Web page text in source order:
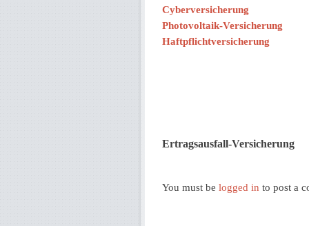
Cyberversicherung
Photovoltaik-Versicherung
Haftpflichtversicherung
Ertragsausfall-Versicherung
You must be logged in to post a